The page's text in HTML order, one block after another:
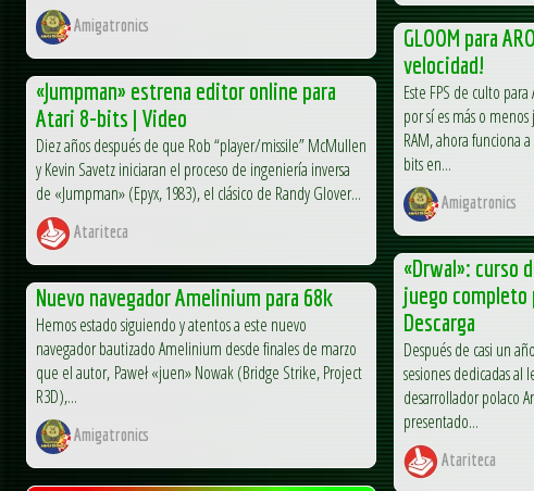
Amigatronics
GLOOM para
velocidad!
Este FPS de culto
por sí es más o
RAM, ahora funciona
bits en...
Amigatronics
«Jumpman» estrena editor online para
Atari 8-bits | Video
Diez años después de que Rob “player/missile” McMullen
y Kevin Savetz iniciaran el proceso de ingeniería inversa
de «Jumpman» (Epyx, 1983), el clásico de Randy Glover...
Atariteca
«Drwal»: curso
juego
Descarga
Después de casi un
sesiones dedicadas al
desarrollador polaco
presentado...
Atariteca
Nuevo navegador Amelinium para 68k
Hemos estado siguiendo y atentos a este nuevo
navegador bautizado Amelinium desde finales de marzo
que el autor, Paweł «juen» Nowak (Bridge Strike, Project
R3D),...
Amigatronics